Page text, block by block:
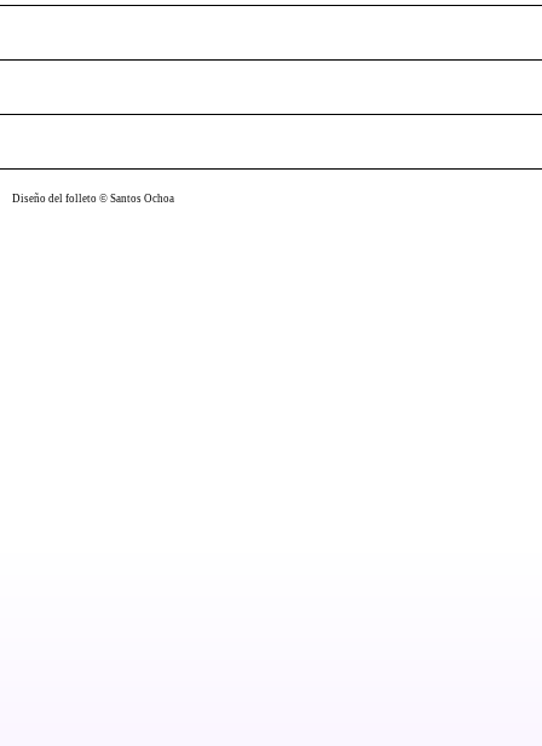
Diseño del folleto © Santos Ochoa